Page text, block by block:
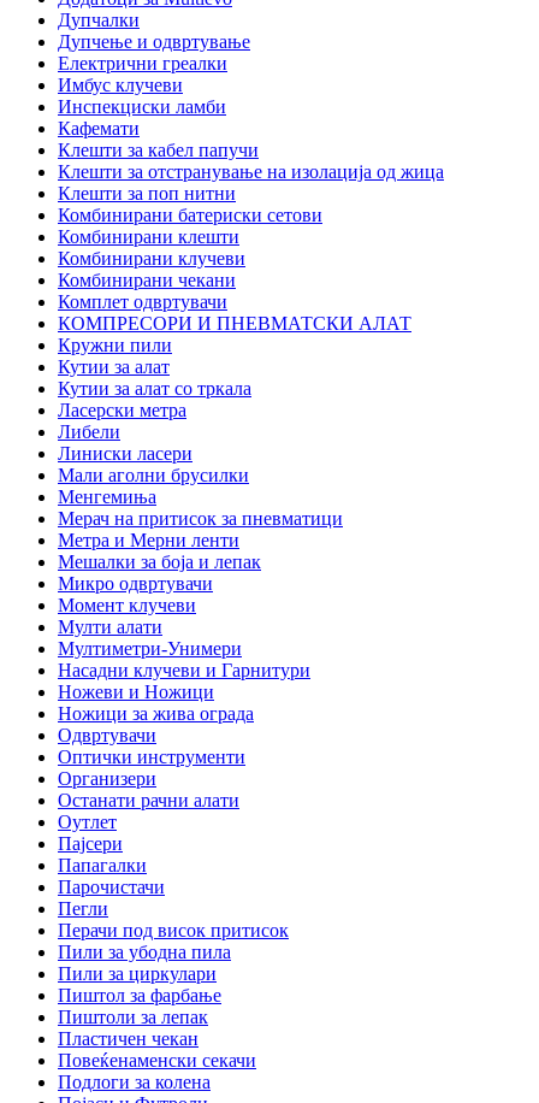
Дупчалки
Дупчење и одвртување
Електрични греалки
Имбус клучеви
Инспекциски ламби
Кафемати
Клешти за кабел папучи
Клешти за отстранување на изолација од жица
Клешти за поп нитни
Комбинирани батериски сетови
Комбинирани клешти
Комбинирани клучеви
Комбинирани чекани
Комплет одвртувачи
КОМПРЕСОРИ И ПНЕВМАТСКИ АЛАТ
Кружни пили
Кутии за алат
Кутии за алат со тркала
Ласерски метра
Либели
Линиски ласери
Мали аголни брусилки
Менгемиња
Мерач на притисок за пневматици
Метра и Мерни ленти
Мешалки за боја и лепак
Микро одвртувачи
Момент клучеви
Мулти алати
Мултиметри-Унимери
Насадни клучеви и Гарнитури
Ножеви и Ножици
Ножици за жива ограда
Одвртувачи
Оптички инструменти
Организери
Останати рачни алати
Оутлет
Пајсери
Папагалки
Парочистачи
Пегли
Перачи под висок притисок
Пили за убодна пила
Пили за циркулари
Пиштол за фарбање
Пиштоли за лепак
Пластичен чекан
Повеќенаменски секачи
Подлоги за колена